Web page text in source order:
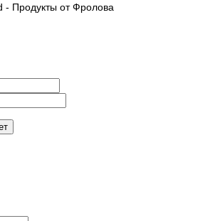
- Продукты от Фролова